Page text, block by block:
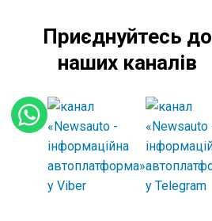
Приєднуйтесь до
наших каналів